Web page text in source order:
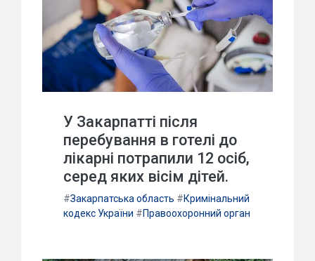
У Закарпатті після
перебування в готелі до
лікарні потрапили 12 осіб,
серед яких вісім дітей.
#Закарпатська область #Кримінальний
кодекс України #Правоохоронний орган